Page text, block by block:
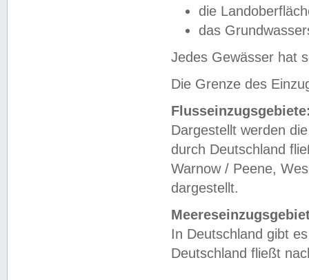
die
das
Jedes Gewässer hat
Die Grenze des
Dargestellt werden
durch Deutschland
Warnow / Peene,
dargestellt.
In Deutschland gibt
Deutschland fließt